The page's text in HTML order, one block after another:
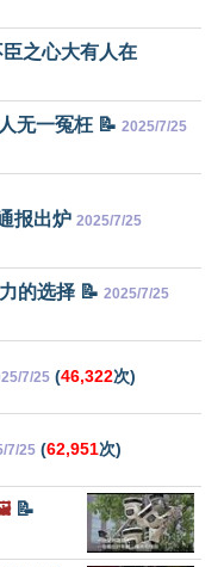
之心大有人在
无一冤枉 📝 2025/7/25
报出炉 2025/7/25
的选择 📝 2025/7/25
7/25 (46,322次)
7/25 (62,951次)
📝